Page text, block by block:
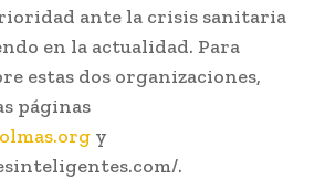
ante la crisis sanitaria
en la actualidad. Para
estas dos organizaciones,
páginas
y
.